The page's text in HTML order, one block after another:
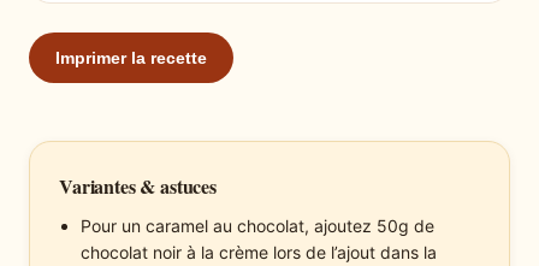
Imprimer la recette
Variantes & astuces
Pour un caramel au chocolat, ajoutez 50g de
chocolat noir à la crème lors de l’ajout dans la